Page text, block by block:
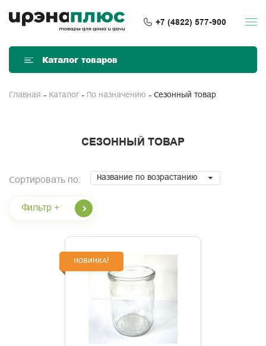
+7 (4822) 577-900
Каталог товаров
Главная Каталог По назначению Сезонный товар
СЕЗОННЫЙ ТОВАР
Сортировать по: Название по возрастанию
Фильтр +
НОВИНКА!